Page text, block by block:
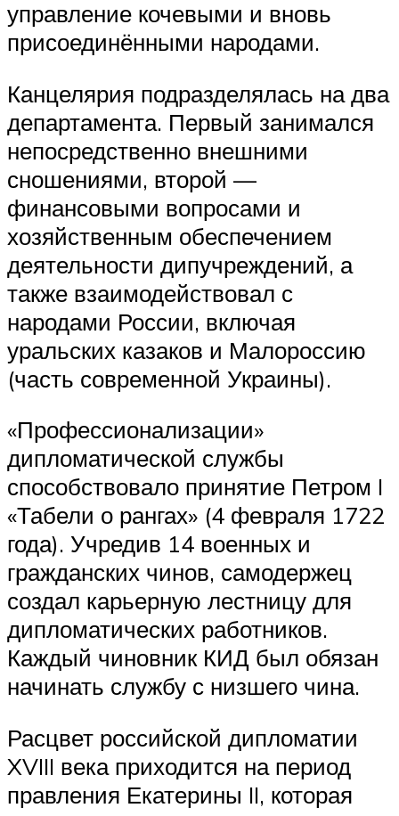
управление кочевыми и вновь
присоединёнными народами.
Канцелярия подразделялась на два
департамента. Первый занимался
непосредственно внешними
сношениями, второй —
финансовыми вопросами и
хозяйственным обеспечением
деятельности дипучреждений, а
также взаимодействовал с
народами России, включая
уральских казаков и Малороссию
(часть современной Украины).
«Профессионализации»
дипломатической службы
способствовало принятие Петром I
«Табели о рангах» (4 февраля 1722
года). Учредив 14 военных и
гражданских чинов, самодержец
создал карьерную лестницу для
дипломатических работников.
Каждый чиновник КИД был обязан
начинать службу с низшего чина.
Расцвет российской дипломатии
XVIII века приходится на период
правления Екатерины II, которая